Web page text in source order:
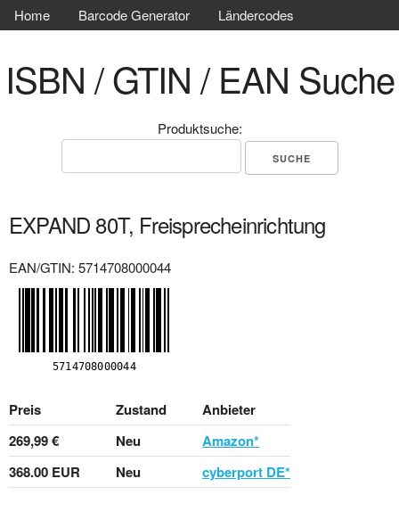
Home Barcode Generator Ländercodes
ISBN / GTIN / EAN Suche
Produktsuche:
EXPAND 80T, Freisprecheinrichtung
EAN/GTIN: 5714708000044
Preis Zustand
Anbieter
269,99 €
Neu
Amazon*
368.00 EUR
Neu cyberport DE*